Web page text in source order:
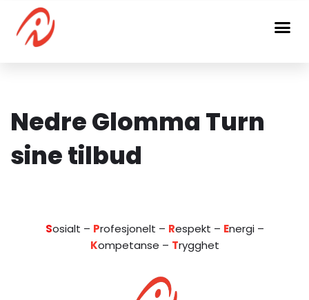
Hopp
Nedre Glomma Turn
sine tilbud
Sosialt – Profesjonelt – Respekt – Energi –
Kompetanse – Trygghet